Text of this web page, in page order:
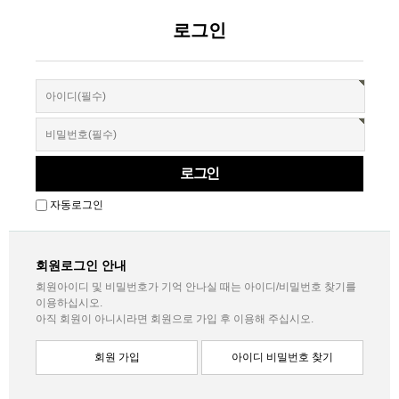
로그인
자동로그인
회원로그인 안내
회원아이디 및 비밀번호가 기억 안나실 때는 아이디/비밀번호 찾기를
이용하십시오.
아직 회원이 아니시라면 회원으로 가입 후 이용해 주십시오.
아이디 비밀번호 찾기
회원 가입